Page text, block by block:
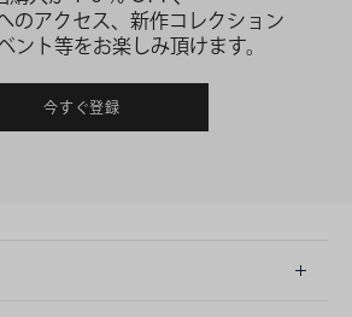
のアクセス、新作コレクション
ント等をお楽しみ頂けます。
今すぐ登録